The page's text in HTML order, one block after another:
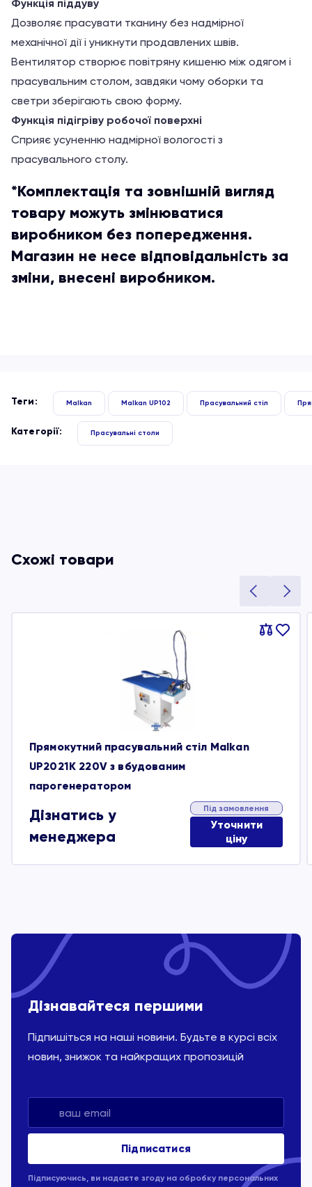
Функція піддуву
Дозволяє прасувати тканину без надмірної
механічної дії і уникнути продавлених швів.
Вентилятор створює повітряну кишеню між одягом і
прасувальним столом, завдяки чому оборки та
светри зберігають свою форму.
Функція підігріву робочої поверхні
Сприяє усуненню надмірної вологості з
прасувального столу.
*Комплектація та зовнішній вигляд
товару можуть змінюватися
виробником без попередження.
Магазин не несе відповідальність за
зміни, внесені виробником.
Теги: Malkan Malkan UP102 Прасувальний стіл
Категорії: Прасувальні столи
Схожі товари
Порівняти
В
Прямокутний прасувальний стіл Malkan
UP2021K 220V з вбудованим
парогенератором
Дізнатись у
менеджера
Під замовлення
Уточнити
ціну
Дізнавайтеся першими
Підпишіться на наші новини. Будьте в курсі всіх
новин, знижок та найкращих пропозицій
Підписуючись, ви надаєте згоду на обробку персональних